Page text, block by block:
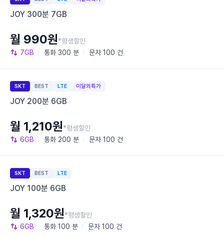
JOY 300분 7GB
7GB 통화 300 분 문자 100 건
월 990원*평생할인
SKT BEST LTE 이달의특가
JOY 200분 6GB
6GB 통화 200 분 문자 100 건
월 1,210원*평생할인
SKT BEST LTE
JOY 100분 6GB
6GB 통화 100 분 문자 100 건
월 1,320원*평생할인